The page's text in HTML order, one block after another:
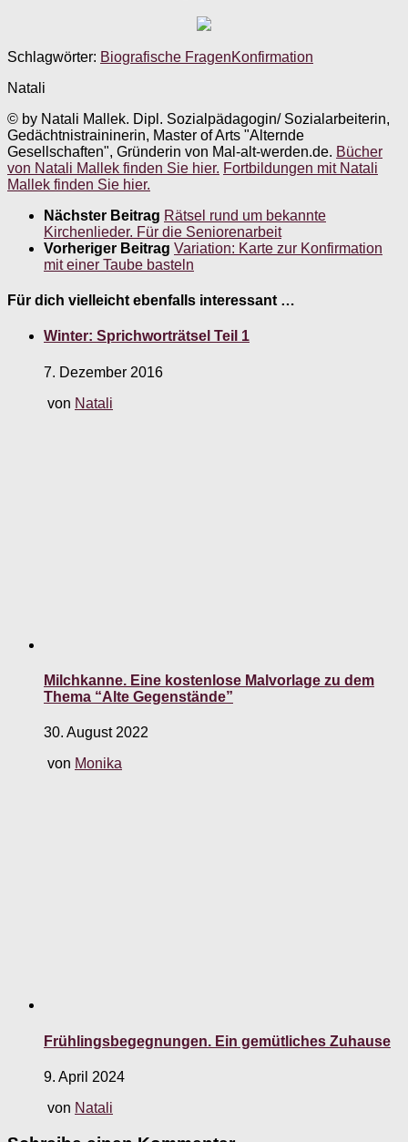
Schlagwörter: Biografische FragenKonfirmation
Natali
© by Natali Mallek. Dipl. Sozialpädagogin/ Sozialarbeiterin,
Gedächtnistraininerin, Master of Arts "Alternde
Gesellschaften", Gründerin von Mal-alt-werden.de. Bücher
von Natali Mallek finden Sie hier. Fortbildungen mit Natali
Mallek finden Sie hier.
Nächster Beitrag Rätsel rund um bekannte
Kirchenlieder. Für die Seniorenarbeit
Vorheriger Beitrag Variation: Karte zur Konfirmation
mit einer Taube basteln
Für dich vielleicht ebenfalls interessant …
Winter: Sprichworträtsel Teil 1
7. Dezember 2016
von Natali
Milchkanne. Eine kostenlose Malvorlage zu dem
Thema “Alte Gegenstände”
30. August 2022
von Monika
Frühlingsbegegnungen. Ein gemütliches Zuhause
9. April 2024
von Natali